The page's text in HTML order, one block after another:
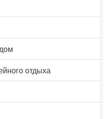
отдыха